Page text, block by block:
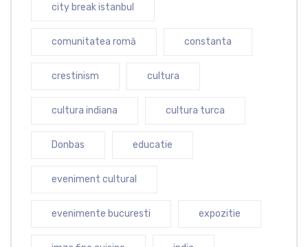
city break istanbul
comunitatea romă constanta
crestinism cultura
cultura indiana cultura turca
Donbas educatie
eveniment cultural
evenimente bucuresti expozitie